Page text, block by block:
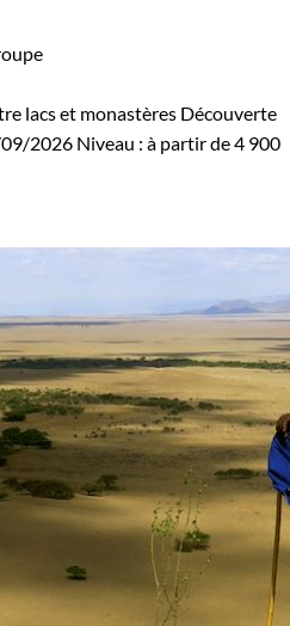
lacs et monastères Découverte
2026 Niveau : à partir de4 900